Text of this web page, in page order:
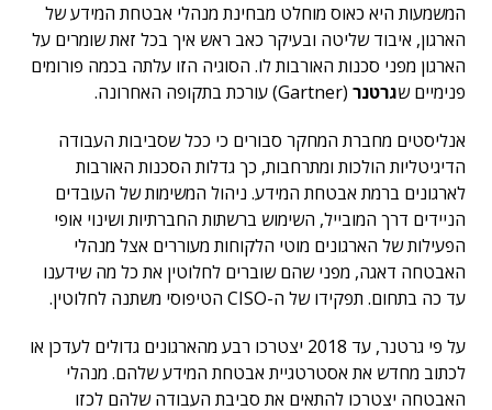
המשמעות היא כאוס מוחלט מבחינת מנהלי אבטחת המידע של
הארגון, איבוד שליטה ובעיקר כאב ראש איך בכל זאת שומרים על
הארגון מפני סכנות האורבות לו. הסוגיה הזו עלתה בכמה פורומים
פנימיים שגרטנר (Gartner) עורכת בתקופה האחרונה.
אנליסטים מחברת המחקר סבורים כי ככל שסביבות העבודה
הדיגיטליות הולכות ומתרחבות, כך גדלות הסכנות האורבות
לארגונים ברמת אבטחת המידע. ניהול המשימות של העובדים
הניידים דרך המובייל, השימוש ברשתות החברתיות ושינוי אופי
הפעילות של הארגונים מוטי הלקוחות מעוררים אצל מנהלי
האבטחה דאגה, מפני שהם שוברים לחלוטין את כל מה שידענו
עד כה בתחום. תפקידו של ה-CISO הטיפוסי משתנה לחלוטין.
על פי גרטנר, עד 2018 יצטרכו רבע מהארגונים גדולים לעדכן או
לכתוב מחדש את אסטרטגיית אבטחת המידע שלהם. מנהלי
האבטחה יצטרכו להתאים את סביבת העבודה שלהם לכזו